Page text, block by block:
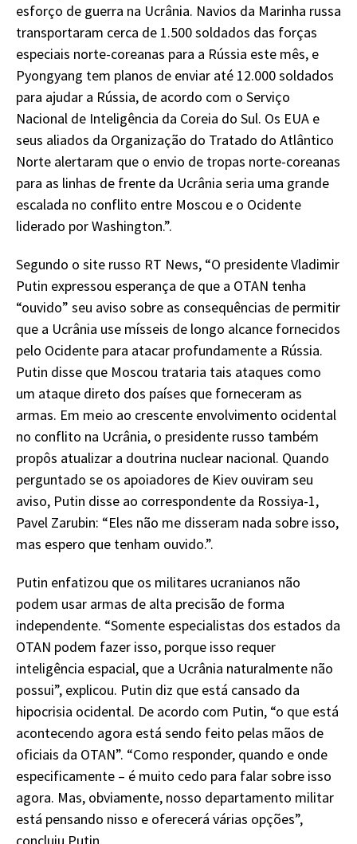
esforço de guerra na Ucrânia. Navios da Marinha russa
transportaram cerca de 1.500 soldados das forças
especiais norte-coreanas para a Rússia este mês, e
Pyongyang tem planos de enviar até 12.000 soldados
para ajudar a Rússia, de acordo com o Serviço
Nacional de Inteligência da Coreia do Sul. Os EUA e
seus aliados da Organização do Tratado do Atlântico
Norte alertaram que o envio de tropas norte-coreanas
para as linhas de frente da Ucrânia seria uma grande
escalada no conflito entre Moscou e o Ocidente
liderado por Washington.”.
Segundo o site russo RT News, “O presidente Vladimir
Putin expressou esperança de que a OTAN tenha
“ouvido” seu aviso sobre as consequências de permitir
que a Ucrânia use mísseis de longo alcance fornecidos
pelo Ocidente para atacar profundamente a Rússia.
Putin disse que Moscou trataria tais ataques como
um ataque direto dos países que forneceram as
armas. Em meio ao crescente envolvimento ocidental
no conflito na Ucrânia, o presidente russo também
propôs atualizar a doutrina nuclear nacional. Quando
perguntado se os apoiadores de Kiev ouviram seu
aviso, Putin disse ao correspondente da Rossiya-1,
Pavel Zarubin: “Eles não me disseram nada sobre isso,
mas espero que tenham ouvido.”.
Putin enfatizou que os militares ucranianos não
podem usar armas de alta precisão de forma
independente. “Somente especialistas dos estados da
OTAN podem fazer isso, porque isso requer
inteligência espacial, que a Ucrânia naturalmente não
possui”, explicou. Putin diz que está cansado da
hipocrisia ocidental. De acordo com Putin, “o que está
acontecendo agora está sendo feito pelas mãos de
oficiais da OTAN”. “Como responder, quando e onde
especificamente – é muito cedo para falar sobre isso
agora. Mas, obviamente, nosso departamento militar
está pensando nisso e oferecerá várias opções”,
concluiu Putin.